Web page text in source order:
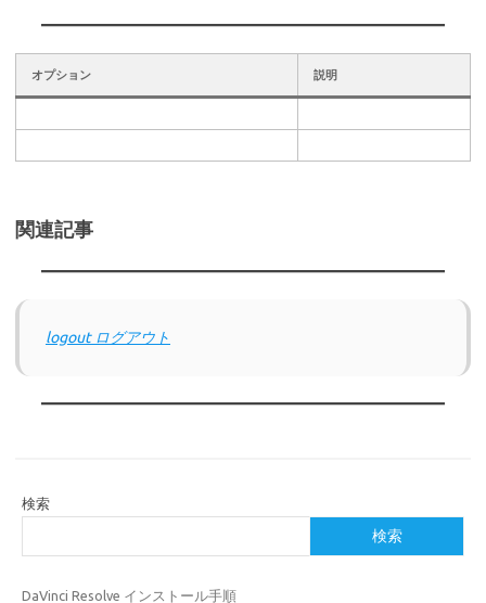
オプション 説明
関連記事
logout ログアウト
検索
検索
DaVinci Resolve インストール手順